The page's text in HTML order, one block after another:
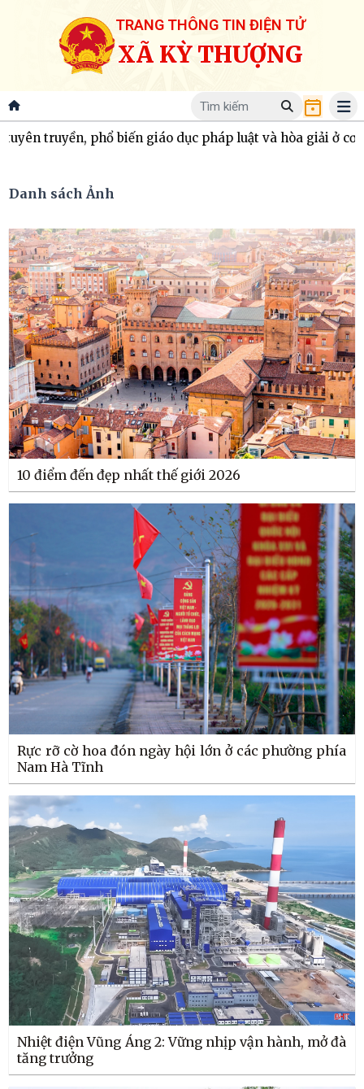
TRANG THÔNG TIN ĐIỆN TỬ
XÃ KỲ THƯỢNG
biến giáo dục pháp luật và hòa giải ở cơ sở Đoàn giám
Danh sách Ảnh
10 điểm đến đẹp nhất thế giới 2026
Rực rỡ cờ hoa đón ngày hội lớn ở các phường phía
Nam Hà Tĩnh
Nhiệt điện Vũng Áng 2: Vững nhịp vận hành, mở đà
tăng trưởng